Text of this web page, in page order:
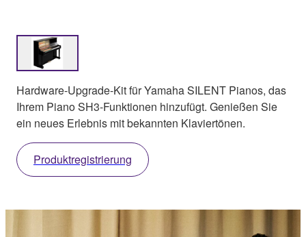
Hardware-Upgrade-Kit für Yamaha SILENT Pianos, das
Ihrem Piano SH3-Funktionen hinzufügt. Genießen Sie
ein neues Erlebnis mit bekannten Klaviertönen.
Produktregistrierung